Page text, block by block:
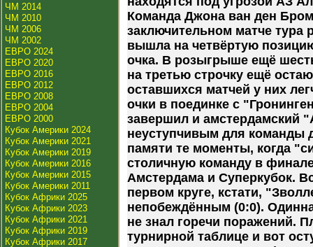
ЧМ 2014
ЧМ 2010
ЧМ 2006
ЧМ 2002
ЕВРО 2024
ЕВРО 2020
ЕВРО 2016
ЕВРО 2012
ЕВРО 2008
ЕВРО 2004
ЕВРО 2000
Кубок Америки 2024
Кубок Америки 2021
Кубок Америки 2019
Кубок Америки 2016
Кубок Америки 2015
Кубок Америки 2011
Кубок Африки 2025
Кубок Африки 2023
Кубок Африки 2021
Кубок Африки 2019
Кубок Африки 2017
Команда Джона ван ден
заключительном матче тура
вышла на четвёртую
очка. В розыгрыше ещё
на третью строчку ещё
оставшихся матчей у них
очки в поединке с
завершил и амстердамский
неуступчивым для команды
памяти те моменты, когда
столичную команду в
Амстердама и Суперкубок.
первом круге, кстати,
непобеждённым (0:0).
не знал горечи поражений.
турнирной таблице и вот